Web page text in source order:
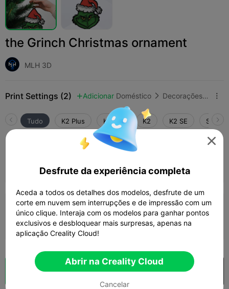
the Grinch Christmas ornament
MLH 3D
Print Settings (2)  Adicionar Doméstico  Decorações e Ornamentos para Casa 
Tudo K2 Plus K2 Pro K2 K2 SE
0.2mm layer, 3 walls, 15% infill
  1 plates 16.93g
4.0
0.2mm layer, 2 walls, 15% infill
 09m 38s  1 plates  3.17g
Fatiamento na Nuvem Abrir na Creality Cloud

Desfrute da experiência completa
Aceda a todos os detalhes dos modelos, desfrute de um
corte em nuvem sem interrupções e de impressão com um
único clique. Interaja com os modelos para ganhar pontos
exclusivos e desbloquear mais surpresas, apenas na
aplicação Creality Cloud!
Abrir na Creality Cloud
Cancelar